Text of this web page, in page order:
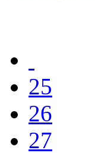
25
26
27